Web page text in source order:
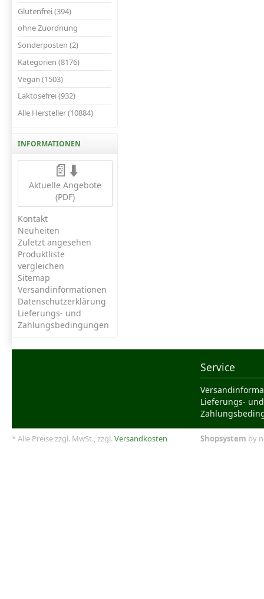
Glutenfrei (394)
ohne Zuordnung
Sonderposten (2)
Kategorien (8176)
Vegan (1503)
Laktosefrei (932)
Alle Hersteller (10884)
INFORMATIONEN
📄⬇️
Aktuelle Angebote
(PDF)
Kontakt
Neuheiten
Zuletzt angesehen
Produktliste
vergleichen
Sitemap
Versandinformationen
Datenschutzerklärung
Lieferungs- und
Zahlungsbedingungen
Service
Lieferungs- und
* Alle Preise zzgl. MwSt., zzgl.Versandkosten Shopsystem by